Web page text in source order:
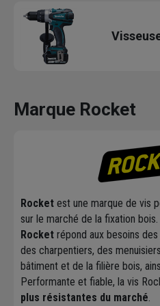
Marque Rocket
Rocket est une marque de vis
sur le marché de la fixation
Rocket répond aux besoins
des charpentiers, des
bâtiment et de la filière bois,
Performante et fiable, la vis
plus résistantes du marché.